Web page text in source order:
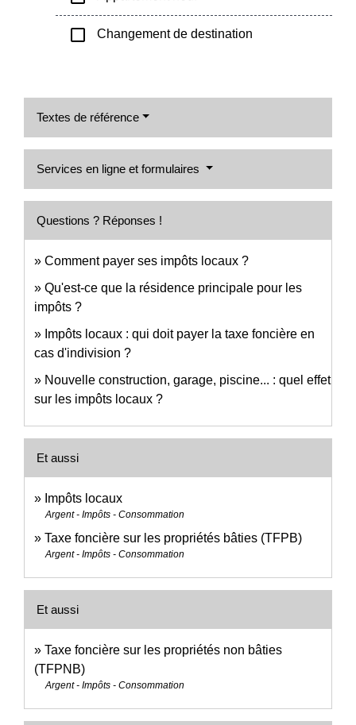
check_box_outline_blank Changement de destination
Textes de référence
Services en ligne et formulaires
Questions ? Réponses !
Comment payer ses impôts locaux ?
Qu'est-ce que la résidence principale pour les
impôts ?
Impôts locaux : qui doit payer la taxe foncière en
cas d'indivision ?
Nouvelle construction, garage, piscine... : quel effet
sur les impôts locaux ?
Et aussi
Impôts locaux
Argent - Impôts - Consommation
Taxe foncière sur les propriétés bâties (TFPB)
Argent - Impôts - Consommation
Et aussi
Taxe foncière sur les propriétés non bâties
(TFPNB)
Argent - Impôts - Consommation